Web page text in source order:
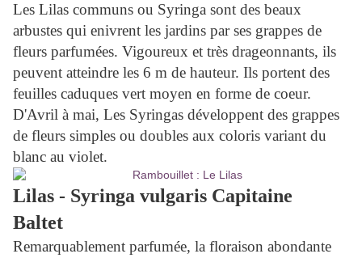
Les Lilas communs ou Syringa sont des beaux
arbustes qui enivrent les jardins par ses grappes de
fleurs parfumées. Vigoureux et très drageonnants, ils
peuvent atteindre les 6 m de hauteur. Ils portent des
feuilles caduques vert moyen en forme de coeur.
D'Avril à mai, Les Syringas développent des grappes
de fleurs simples ou doubles aux coloris variant du
blanc au violet.
Lilas - Syringa vulgaris Capitaine
Baltet
Remarquablement parfumée, la floraison abondante